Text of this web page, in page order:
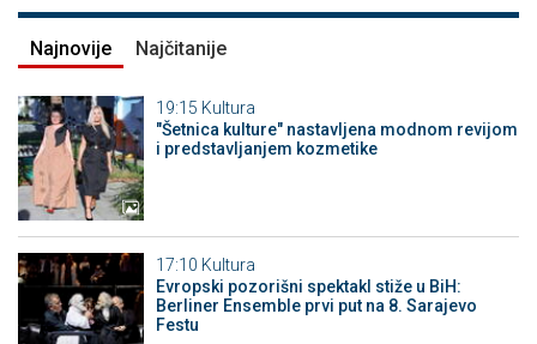
Najnovije Najčitanije
19:15 Kultura
"Šetnica kulture" nastavljena modnom revijom
i predstavljanjem kozmetike
17:10 Kultura
Evropski pozorišni spektakl stiže u BiH:
Berliner Ensemble prvi put na 8. Sarajevo
Festu